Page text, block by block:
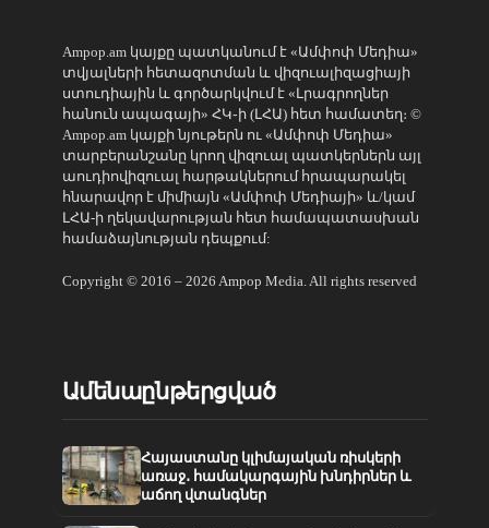
Ampop.am կայքը պատկանում է «Ամփոփ Մեդիա»
տվյալների հետազոտման և վիզուալիզացիայի
ստուդիային և գործարկվում է «Լրագրողներ
հանուն ապագայի» ՀԿ֊ի (ԼՀԱ) հետ համատեղ։ ©
Ampop.am կայքի նյութերն ու «Ամփոփ Մեդիա»
տարբերանշանը կրող վիզուալ պատկերներն այլ
աուդիովիզուալ հարթակներում հրապարակել
հնարավոր է միմիայն «Ամփոփ Մեդիայի» և/կամ
ԼՀԱ-ի ղեկավարության հետ համապատասխան
համաձայնության դեպքում:
Copyright © 2016 – 2026 Ampop Media. All rights reserved
Ամենաընթերցված
Հայաստանը կլիմայական ռիսկերի
առաջ․ համակարգային խնդիրներ և
աճող վտանգներ